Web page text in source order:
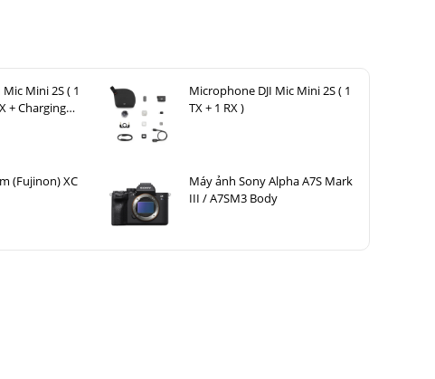
Mini 2S ( 1
+ Charging
Microphone DJI Mic Mini 2S ( 1
TX + 1 RX )
(Fujinon) XC
Máy ảnh Sony Alpha A7S Mark
III / A7SM3 Body